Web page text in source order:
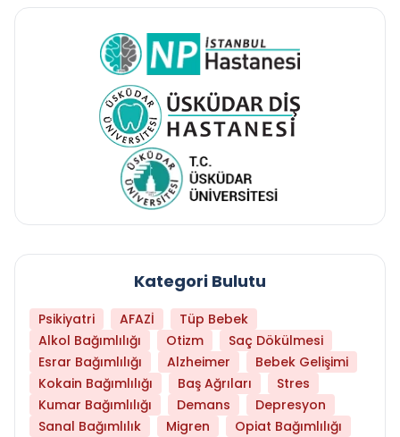
Kategori Bulutu
Psikiyatri AFAZİ
Tüp Bebek
Alkol Bağımlılığı
Otizm
Saç Dökülmesi
Esrar Bağımlılığı
Alzheimer
Bebek Gelişimi
Kokain Bağımlılığı
Baş Ağrıları
Stres
Kumar Bağımlılığı
Demans
Depresyon
Sanal Bağımlılık
Migren
Opiat Bağımlılığı